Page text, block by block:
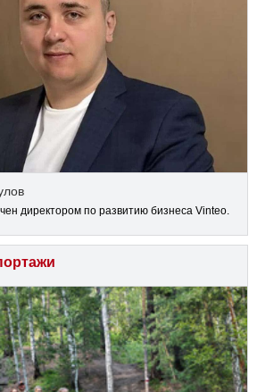
директором по развитию бизнеса Vinteo.